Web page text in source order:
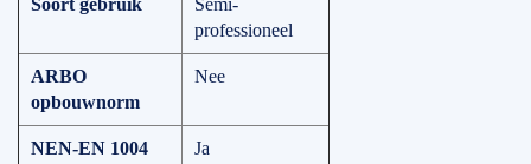
Soort gebruik
Semi-
professioneel
ARBO
opbouwnorm
Nee
NEN-EN 1004 Ja